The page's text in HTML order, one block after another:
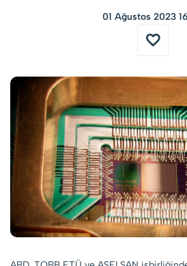
01 Ağustos 2023